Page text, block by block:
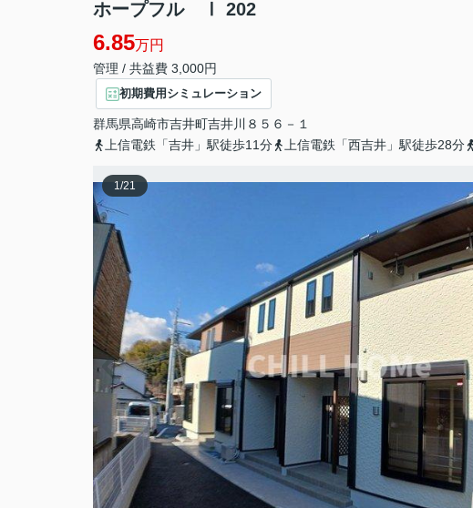
ホープフル Ⅰ 202
6.85万円
管理 / 共益費 3,000円
初期費用シミュレーション
群馬県高崎市吉井町吉井川 ８５６－１
上信電鉄「吉井」駅徒歩11分
上信電鉄「西吉井」駅徒歩28分
1/21